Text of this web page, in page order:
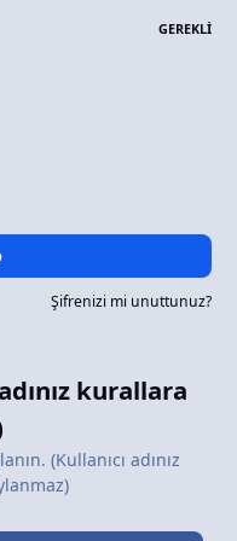
GEREKLI
Şifrenizi mi unuttunuz?
kurallara
(Kullanıcı adınız